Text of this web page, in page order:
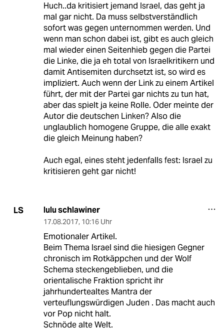
Huch..da kritisiert jemand Israel, das geht ja
mal gar nicht. Da muss selbstverständlich
sofort was gegen unternommen werden. Und
wenn man schon dabei ist, gibt es auch gleich
mal wieder einen Seitenhieb gegen die Partei
die Linke, die ja eh total von Israelkritikern und
damit Antisemiten durchsetzt ist, so wird es
impliziert. Auch wenn der Link zu einem Artikel
führt, der mit der Partei gar nichts zu tun hat,
aber das spielt ja keine Rolle. Oder meinte der
Autor die deutschen Linken? Also die
unglaublich homogene Gruppe, die alle exakt
die gleich Meinung haben?
Auch egal, eines steht jedenfalls fest: Israel zu
kritisieren geht gar nicht!
LS lulu schlawiner
17.08.2017, 10:16 Uhr
Emotionaler Artikel.
Beim Thema Israel sind die hiesigen Gegner
chronisch im Rotkäppchen und der Wolf
Schema steckengeblieben, und die
orientalische Fraktion spricht ihr
jahrhundertealtes Mantra der
verteuflungswürdigen Juden . Das macht auch
vor Pop nicht halt.
Schnöde alte Welt.